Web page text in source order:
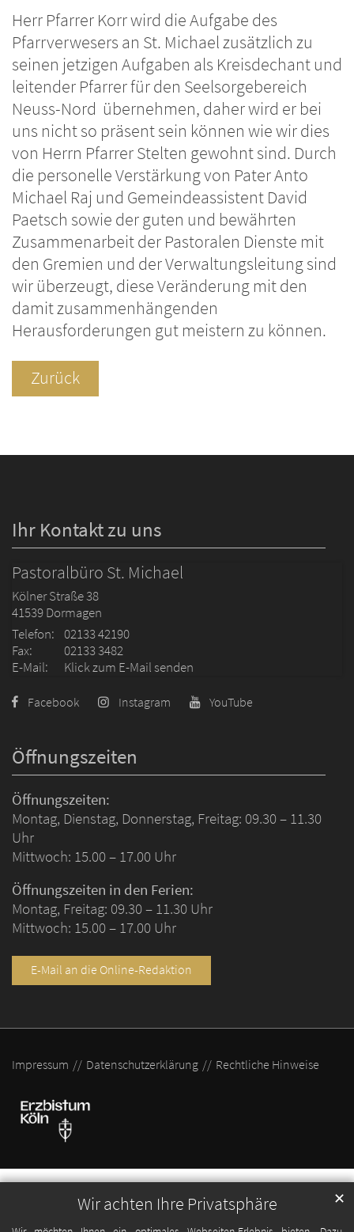
Wir achten Ihre Privatsphäre ✕
Herr Pfarrer Korr wird die Aufgabe des
Pfarrverwesers an St. Michael zusätzlich zu
seinen jetzigen Aufgaben als Kreisdechant und
leitender Pfarrer für den Seelsorgebereich
Neuss-Nord übernehmen, daher wird er bei
uns nicht so präsent sein können wie wir dies
von Herrn Pfarrer Stelten gewohnt sind. Durch
die personelle Verstärkung von Pater Anto
Michael Raj und Gemeindeassistent David
Paetsch sowie der guten und bewährten
Zusammenarbeit der Pastoralen Dienste mit
den Gremien und der Verwaltungsleitung sind
wir überzeugt, diese Veränderung mit den
damit zusammenhängenden
Herausforderungen gut meistern zu können.
Zurück
Öffnungszeiten
Öffnungszeiten:
Montag, Dienstag, Donnerstag, Freitag: 09.30 – 11.30
Uhr
Mittwoch: 15.00 – 17.00 Uhr
Öffnungszeiten in den Ferien:
Montag, Freitag: 09.30 – 11.30 Uhr
Mittwoch: 15.00 – 17.00 Uhr
E-Mail an die Online-Redaktion
Ihr Kontakt zu uns
Pastoralbüro St. Michael
Kölner Straße 38
41539Dormagen
Telefon: 02133 42190
Fax:
02133 3482
E-Mail:
Klick zum E-Mail senden
Facebook Instagram YouTube
Impressum Datenschutzerklärung Rechtliche Hinweise